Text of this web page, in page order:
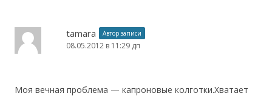
tamara Автор записи
08.05.2012 в 11:29 дп
Моя вечная проблема — капроновые колготки.Хватает